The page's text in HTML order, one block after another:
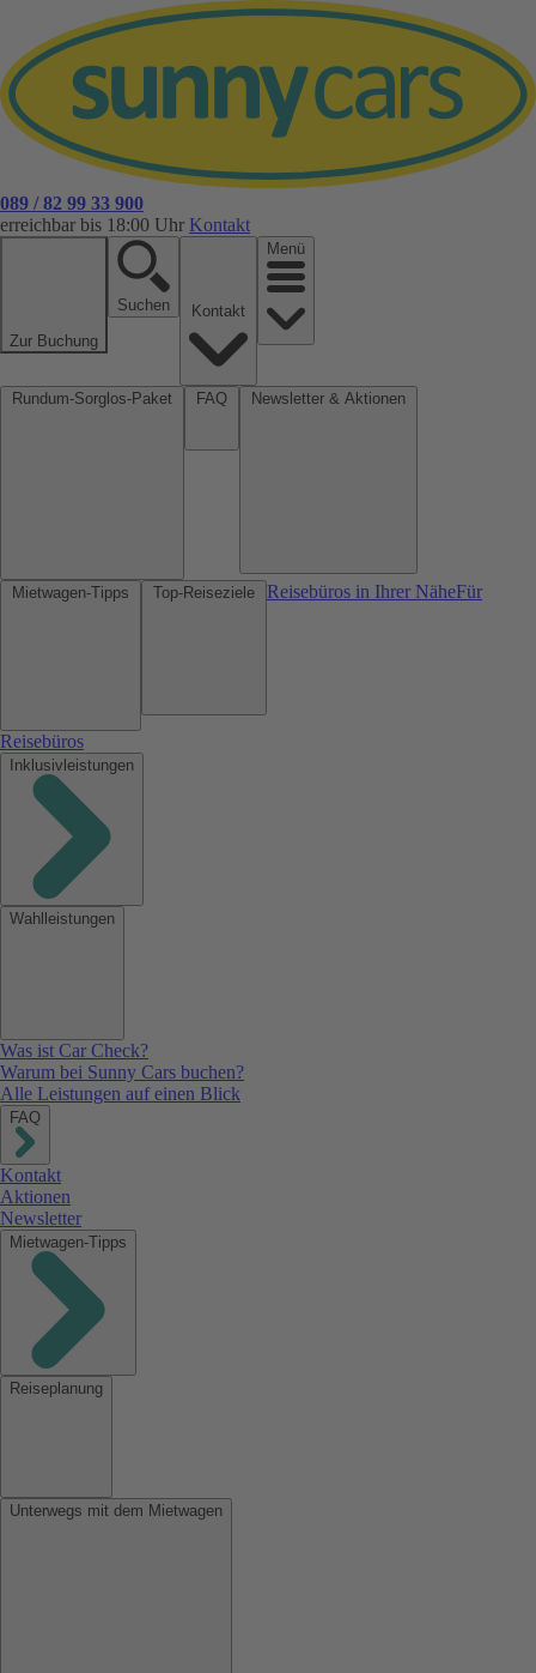
089 / 82 99 33 900
erreichbar bis 18:00 Uhr Kontakt
Zur Buchung
Suchen
Menü
Reisebüros in Ihrer NäheFür
Reisebüros
Inklusivleistungen
Wahlleistungen
Was ist Car Check?
Warum bei Sunny Cars buchen?
Alle Leistungen auf einen Blick
FAQ
Kontakt
Aktionen
Newsletter
Mietwagen-Tipps
Reiseplanung
Unterwegs mit dem Mietwagen